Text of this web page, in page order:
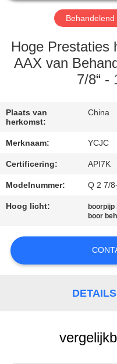
CONTACTEER
GEVALLEN
SITEMAP
PRIVACY
POLICY
Hoge Prestaties
AAX van
7/8“ -
Plaats van
herkomst:
China
Merknaam: YCJC
Certificering: API7K
Modelnummer: Q 2 7/
Hoog licht: boorpijp
boor